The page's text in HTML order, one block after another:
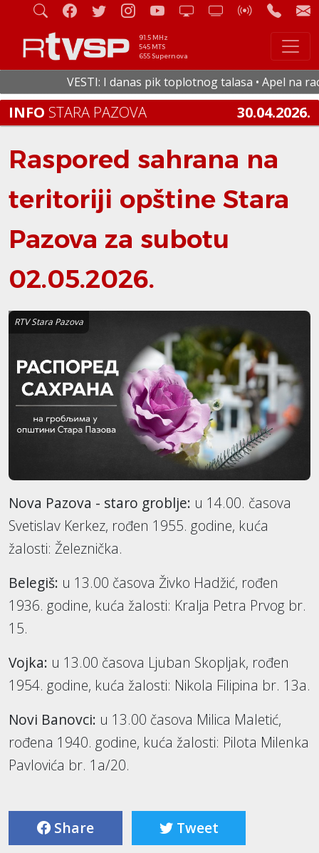
91.5 MHz
545 MTS
655 Supernova
VESTI: I danas pik toplotnog talasa • Apel na
INFO STARA PAZOVA 30.04.2026.
Raspored sahrana na
teritoriji opštine Stara
Pazova za subotu
02.05.2026.
RTV Stara Pazova
Nova Pazova - staro groblje: u 14.00. časova
Svetislav Kerkez, rođen 1955. godine, kuća
žalosti: Železnička.
Belegiš: u 13.00 časova Živko Hadžić, rođen
1936. godine, kuća žalosti: Kralja Petra Prvog br.
15.
Vojka: u 13.00 časova Ljuban Skopljak, rođen
1954. godine, kuća žalosti: Nikola Filipina br. 13a.
Novi Banovci: u 13.00 časova Milica Maletić,
rođena 1940. godine, kuća žalosti: Pilota Milenka
Pavlovića br. 1a/20.
Share Tweet